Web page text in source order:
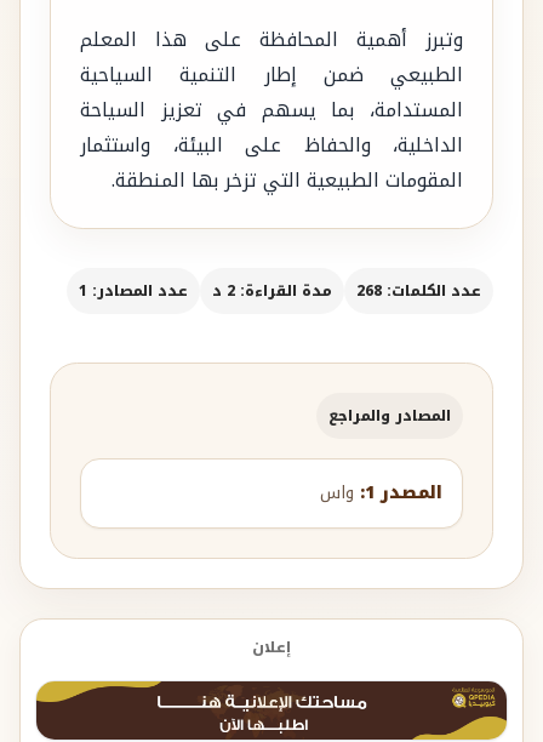
وتبرز أهمية المحافظة على هذا المعلم
الطبيعي ضمن إطار التنمية السياحية
المستدامة، بما يسهم في تعزيز السياحة
الداخلية، والحفاظ على البيئة، واستثمار
المقومات الطبيعية التي تزخر بها المنطقة.
عدد الكلمات: 268 مدة القراءة: 2 د عدد المصادر: 1
المصادر والمراجع
المصدر 1: واس
إعلان